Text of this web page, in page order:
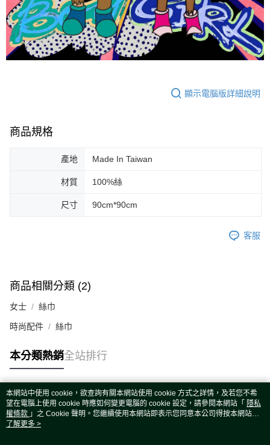
顯示電腦版詳細說明
商品規格
產地 Made In Taiwan
材質 100%絲
尺寸 90cm*90cm
客服
商品相關分類 (2)
女士 絲巾
時尚配件 絲巾
本分類熱銷全站排行
熱門標籤
本網站中使用 cookie，欲查詢有關本網站使用 cookie 方式之詳情，及若您不希
望在電腦上使用 cookie 時應如何變更電腦的 cookie 設定，請參閱本網站「 隱私
權條款 」之 Cookie 聲明。您繼續使用本網站即表示您同意本公司得按本網站使
用條款之 Cookie 聲明使用 cookie。
了解更多 >